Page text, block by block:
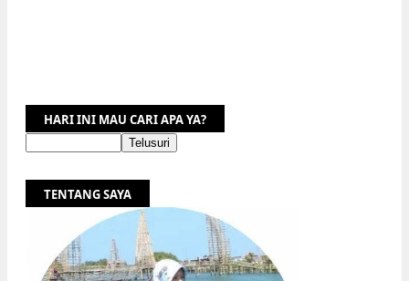
HARI INI MAU CARI APA YA?
TENTANG SAYA